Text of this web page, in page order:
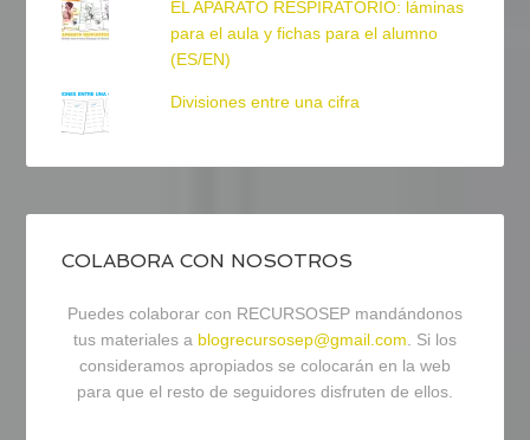
EL APARATO RESPIRATORIO: láminas
para el aula y fichas para el alumno
(ES/EN)
Divisiones entre una cifra
COLABORA CON NOSOTROS
Puedes colaborar con RECURSOSEP mandándonos
tus materiales a blogrecursosep@gmail.com . Si los
consideramos apropiados se colocarán en la web
para que el resto de seguidores disfruten de ellos.